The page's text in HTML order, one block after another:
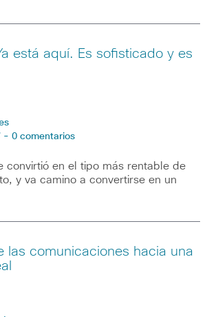
está aquí. Es sofisticado y es
- 0 comentarios
convirtió en el tipo más rentable de
y va camino a convertirse en un
las comunicaciones hacia una